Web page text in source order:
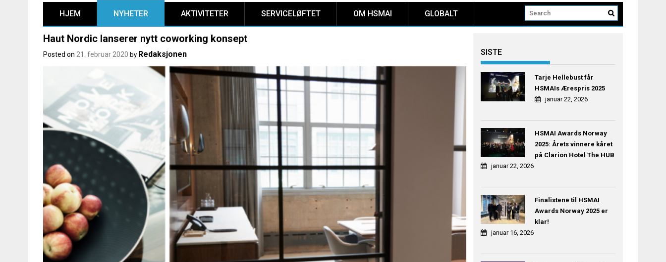
HJEM NYHETER AKTIVITETER SERVICELØFTET OM HSMAI GLOBALT
Haut Nordic lanserer nytt coworking konsept
Posted on 21. februar 2020 by Redaksjonen SISTE
Tarje Hellebust får
HSMAIs Ærespris 2025
januar 22, 2026
HSMAI Awards Norway
2025: Årets vinnere kåret
på Clarion Hotel The HUB
januar 22, 2026
Finalistene til HSMAI
Awards Norway 2025 er
klar!
januar 16, 2026